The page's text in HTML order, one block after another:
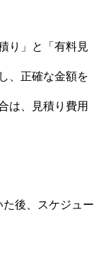
り」と「有料見
、正確な金額を
は、見積り費用
後、スケジュー